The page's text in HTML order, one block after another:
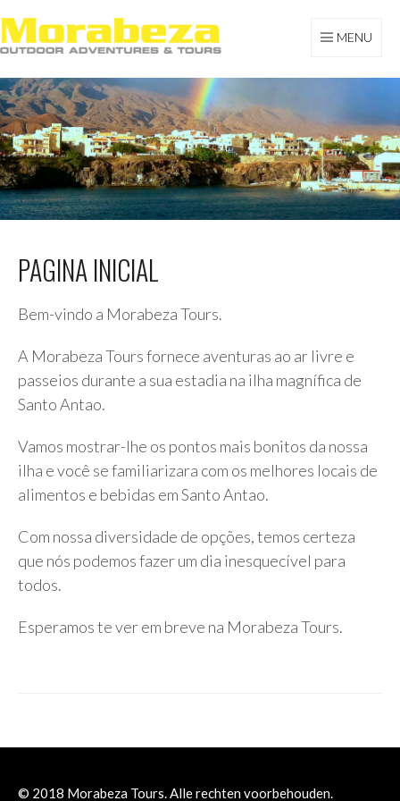
to
content
MORABEZA TOURS
MENU
PAGINA INICIAL
Bem-vindo a Morabeza Tours.
A Morabeza Tours fornece aventuras ao ar livre e
passeios durante a sua estadia na ilha magnífica de
Santo Antao.
Vamos mostrar-lhe os pontos mais bonitos da nossa
ilha e você se familiarizara com os melhores locais de
alimentos e bebidas em Santo Antao.
Com nossa diversidade de opções, temos certeza
que nós podemos fazer um dia inesquecível para
todos.
Esperamos te ver em breve na Morabeza Tours.
© 2018 Morabeza Tours. Alle rechten voorbehouden.